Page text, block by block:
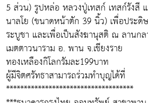
5 ส่วน) รูปหล่อ หลวงปู่เทสก์ เทสก์รังสี
นาลโย (ขนาดหน้าตัก 39 นิ้ว) เพื่อประดิ
ระบูชา และเพื่อเป็นสังฆานุสติ ณ ลานกล
เมตตาวนาราม อ. พาน จ.เชียงราย
ทองเหลืองกิโลกรัมละ199บาท
ผู้มีจิตศรัทธาสามารถร่วมทำบุญได้ที่
************************************